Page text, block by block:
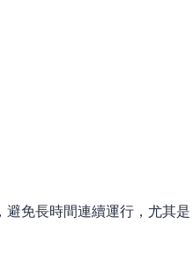
免長時間連續運行，尤其是